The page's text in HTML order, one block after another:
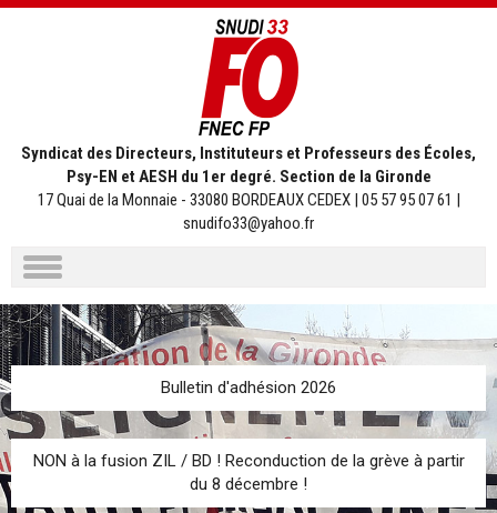
Syndicat des Directeurs, Instituteurs et Professeurs des Écoles,
Psy-EN et AESH du 1er degré. Section de la Gironde
17 Quai de la Monnaie - 33080 BORDEAUX CEDEX | 05 57 95 07 61 |
snudifo33@yahoo.fr
Aller
au
contenu
Bulletin d'adhésion 2026
NON à la fusion ZIL / BD ! Reconduction de la grève à partir
du 8 décembre !